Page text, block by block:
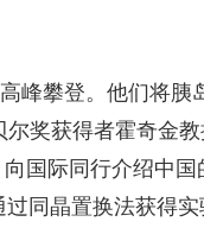
峰攀登。他们将胰
奖获得者霍奇金
国际同行介绍中
同晶置换法获得